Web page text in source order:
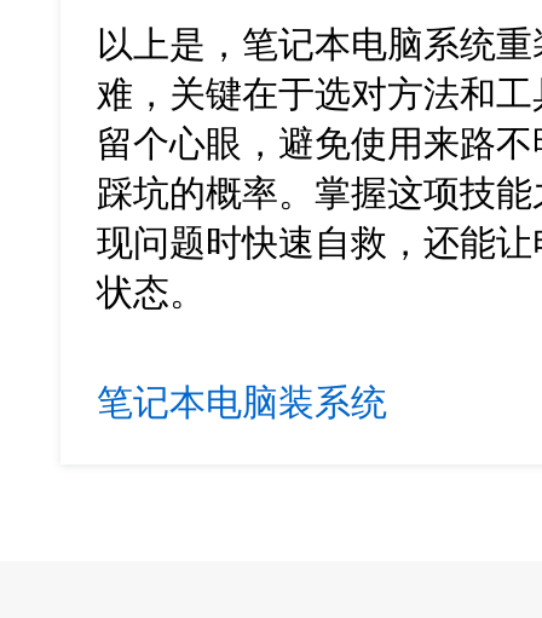
以上是，笔记本电脑系统
难，关键在于选对方法和
留个心眼，避免使用来路
踩坑的概率。掌握这项技
现问题时快速自救，还能
状态。
笔记本电脑装系统